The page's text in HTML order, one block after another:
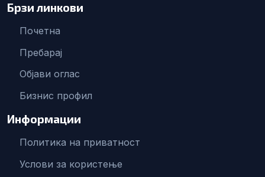
Брзи линкови
Почетна
Пребарај
Објави оглас
Бизнис профил
Информации
Политика на приватност
Услови за користење